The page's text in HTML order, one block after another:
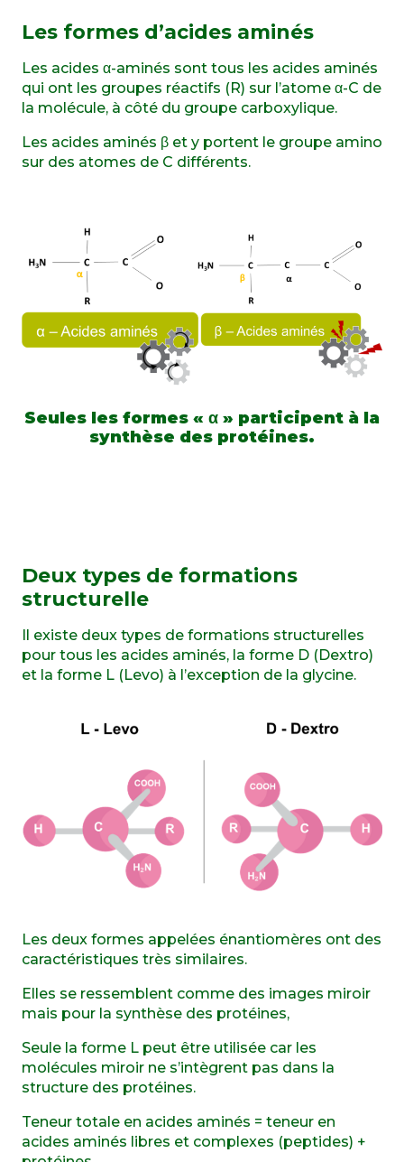
Les formes d’acides aminés
Les acides α-aminés sont tous les acides aminés
qui ont les groupes réactifs (R) sur l’atome α-C de
la molécule, à côté du groupe carboxylique.
Les acides aminés β et y portent le groupe amino
sur des atomes de C différents.
Seules les formes « α » participent à la
synthèse des protéines.
Deux types de formations
structurelle
Il existe deux types de formations structurelles
pour tous les acides aminés, la forme D (Dextro)
et la forme L (Levo) à l’exception de la glycine.
Les deux formes appelées énantiomères ont des
caractéristiques très similaires.
Elles se ressemblent comme des images miroir
mais pour la synthèse des protéines,
Seule la forme L peut être utilisée car les
molécules miroir ne s’intègrent pas dans la
structure des protéines.
Teneur totale en acides aminés = teneur en
acides aminés libres et complexes (peptides) +